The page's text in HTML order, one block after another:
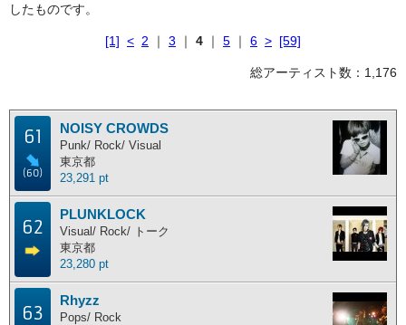
月間ランキング
総合ランキング
主な活動地別ランキング
主な活動地別に分けたランキングです。
北海道 東北地方 関東地方 中部地方
近畿地方 九州地方
したものです。
[1] < 2 ｜ 3 ｜ 4 ｜ 5 ｜ 6 > [59]
総アーティスト数：1,176
61
(60)
NOISY CROWDS
Punk/ Rock/ Visual
東京都
23,291 pt
62
PLUNKLOCK
Visual/ Rock/ トーク
東京都
23,280 pt
63
Rhyzz
Pops/ Rock